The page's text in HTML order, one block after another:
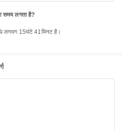
समय लगता है?
लगभग 15घंटे 41मिनट है।